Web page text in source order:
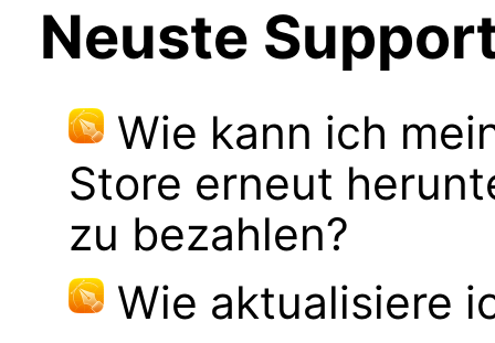
Neuste
Wie kann ich
Store erneut
zu bezahlen?
Wie aktualisiere